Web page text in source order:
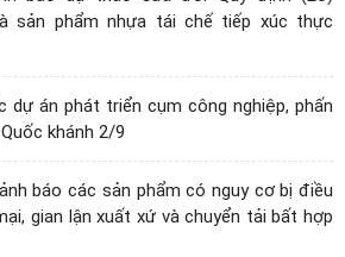
sản phẩm nhựa tái chế tiếp xúc thực
dự án phát triển cụm công nghiệp, phấn
khánh 2/9
báo các sản phẩm có nguy cơ bị điều
gian lận xuất xứ và chuyển tải bất hợp